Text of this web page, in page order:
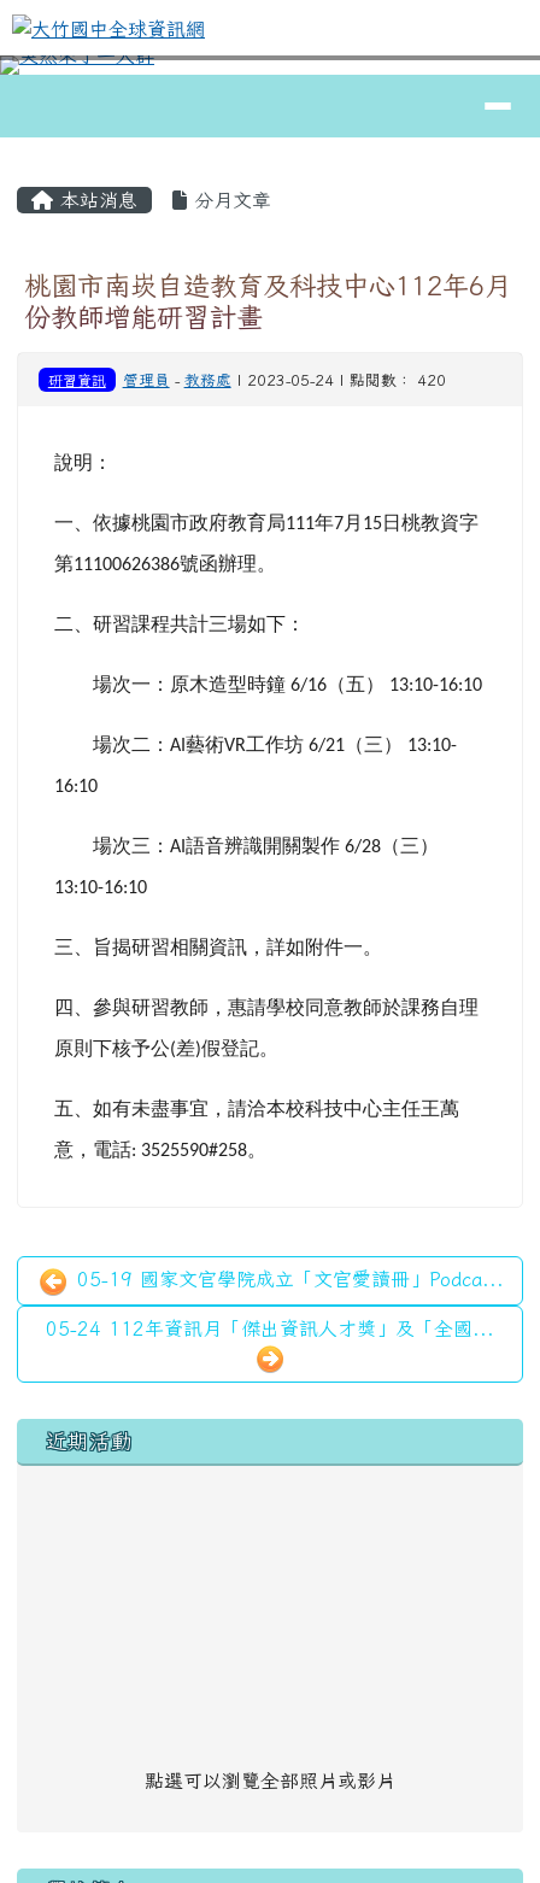
跳至主內容區
大竹國中全球資訊網
⏸
本站消息 分月文章
桃園市南崁自造教育及科技中心112年6月
份教師增能研習計畫
研習資訊 管理員 - 教務處 | 2023-05-24 | 點閱數： 420
說明：
一、依據桃園市政府教育局111年7月 15日桃教資字
第11100626386號函辦理。
二、研習課程共計三場如下：
場次一：原木造型時鐘 6/16 （五） 13:10-16:10
場次二： AI藝術VR工作坊 6/21 （三） 13:10-
16:10
場次三： AI語音辨識開關製作 6/28 （三）
13:10-16:10
三、旨揭研習相關資訊，詳如附件一。
四、參與研習教師，惠請學校同意教師於課務自理
原則下核予公(差)假登記。
五、如有未盡事宜，請洽本校科技中心主任王萬
意，電話: 3525590#258。
05-19 國家文官學院成立「文官愛讀冊」Podca...
05-24 112年資訊月「傑出資訊人才獎」及「全國...
左邊區域內容
近期活動
點選可以瀏覽全部照片或影片